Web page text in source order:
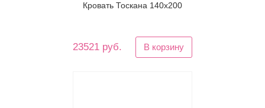
Кровать Тоскана 140х200
23521 руб. В корзину